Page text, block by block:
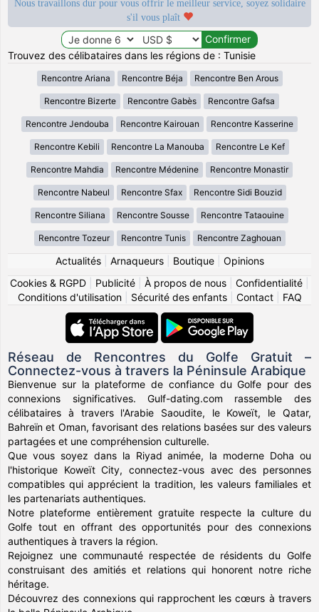
Nous travaillons dur pour vous offrir le meilleur service, soyez solidaire
s'il vous plaît
Trouvez des célibataires dans les régions de : Tunisie
Rencontre Ariana Rencontre Béja Rencontre Ben Arous
Rencontre Bizerte Rencontre Gabès Rencontre Gafsa
Rencontre Jendouba Rencontre Kairouan Rencontre Kasserine
Rencontre Kebili Rencontre La Manouba Rencontre Le Kef
Rencontre Mahdia Rencontre Médenine Rencontre Monastir
Rencontre Nabeul Rencontre Sfax Rencontre Sidi Bouzid
Rencontre Siliana Rencontre Sousse Rencontre Tataouine
Rencontre Tozeur Rencontre Tunis Rencontre Zaghouan
Actualités| Arnaqueurs| Boutique| Opinions
Cookies & RGPD
Publicité À propos de nous Confidentialité
Conditions d'utilisation| Sécurité des enfants| Contact| FAQ
Réseau de Rencontres du Golfe Gratuit –
Connectez-vous à travers la Péninsule Arabique
Bienvenue sur la plateforme de confiance du Golfe pour des
connexions significatives. Gulf-dating.com rassemble des
célibataires à travers l'Arabie Saoudite, le Koweït, le Qatar,
Bahreïn et Oman, favorisant des relations basées sur des valeurs
partagées et une compréhension culturelle.
Que vous soyez dans la Riyad animée, la moderne Doha ou
l'historique Koweït City, connectez-vous avec des personnes
compatibles qui apprécient la tradition, les valeurs familiales et
les partenariats authentiques.
Notre plateforme entièrement gratuite respecte la culture du
Golfe tout en offrant des opportunités pour des connexions
authentiques à travers la région.
Rejoignez une communauté respectée de résidents du Golfe
construisant des amitiés et relations qui honorent notre riche
héritage.
Découvrez des connexions qui rapprochent les cœurs à travers